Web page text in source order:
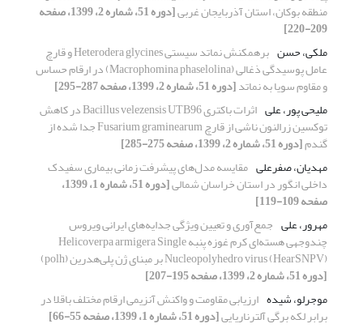
منطقه بوکان، استان آذربایجان غربی [دوره 51، شماره 2، 1399، صفحه
209-220]
ملکی، حسن
برهمکنش نماتد سیستی Heterodera glycines و قارچ
عامل پوسیدگی ذغالی (Macrophomina phaselolina) در ارقام حساس
و مقاوم سویا به نماتد[دوره 51، شماره 2، 1399، صفحه 287-295]
ملیحی پور، علی
اثرات باکتری Bacillus velezensis UTB96 در کاهش
توکسین زرالنون ناشی از قارچ Fusarium graminearum جدا شده از
گندم[دوره 51، شماره 2، 1399، صفحه 275-285]
مهدیان، صفرعلی مقایسه مدل‌های پیشرفت زمانی بیماری سفیدک
داخلی انگور در استان خراسان شمالی [دوره 51، شماره 1، 1399،
صفحه 109-119]
مهرور، علی جمع‌آوری و تعیین ویژگی جدایه‌های ایرانی ویروس
چندوجهی هسته‌ای کرم غوزه پنبه Helicoverpa armigera Single
Nucleopolyhedro virus (HearSNPV) بر مبنای ژن پلی‌هدرین (polh)
[دوره 51، شماره 2، 1399، صفحه 195-207]
موجرلو، شیده ارزیابی مقاومت و واکنش آنزیمی ارقام مختلف باقلا در
برابر لکه برگی آلترناریایی[دوره 51، شماره 1، 1399، صفحه 55-66]